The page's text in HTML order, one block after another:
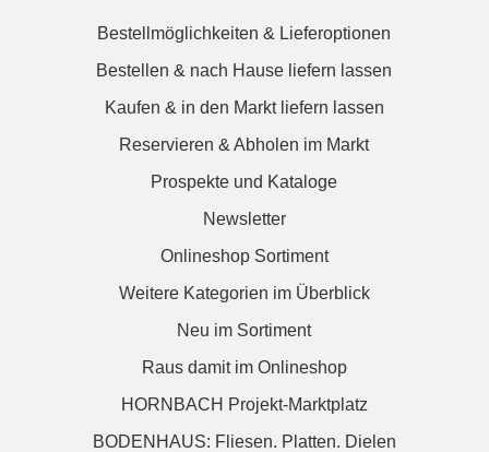
Bestellmöglichkeiten & Lieferoptionen
Bestellen & nach Hause liefern lassen
Kaufen & in den Markt liefern lassen
Reservieren & Abholen im Markt
Prospekte und Kataloge
Newsletter
Onlineshop Sortiment
Weitere Kategorien im Überblick
Neu im Sortiment
Raus damit im Onlineshop
HORNBACH Projekt-Marktplatz
BODENHAUS: Fliesen. Platten. Dielen